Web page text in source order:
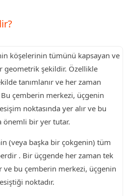
köşelerinin tümünü kapsayan ve
geometrik şekildir. Özellikle
tanımlanır ve her zaman
çemberin merkezi, üçgenin
noktasında yer alır ve bu
önemli bir yer tutar.
(veya başka bir çokgenin) tüm
. Bir üçgende her zaman tek
bu çemberin merkezi, üçgenin
noktadır.